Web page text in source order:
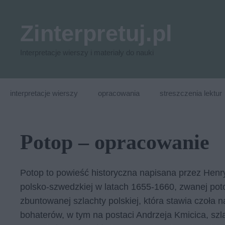
interpretacje wierszy opracowania streszczenia lektur
Potop – opracowanie
Potop to powieść historyczna napisana przez
polsko-szwedzkiej w latach 1655-1660, zwanej
zbuntowanej szlachty polskiej, która stawia czoła
bohaterów, w tym na postaci Andrzeja Kmicica,